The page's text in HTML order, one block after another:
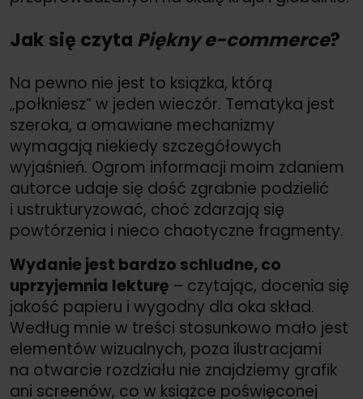
Jak się czyta Piękny e-commerce?
Na pewno nie jest to książka, którą
„połkniesz” w jeden wieczór. Tematyka jest
szeroka, a omawiane mechanizmy
wymagają niekiedy szczegółowych
wyjaśnień. Ogrom informacji moim zdaniem
autorce udaje się dość zgrabnie podzielić
i ustrukturyzować, choć zdarzają się
powtórzenia i nieco chaotyczne fragmenty.
Wydanie jest bardzo schludne, co
uprzyjemnia lekturę – czytając, docenia się
jakość papieru i wygodny dla oka skład.
Według mnie w treści stosunkowo mało jest
elementów wizualnych, poza ilustracjami
na otwarcie rozdziału nie znajdziemy grafik
ani screenów, co w książce poświęconej